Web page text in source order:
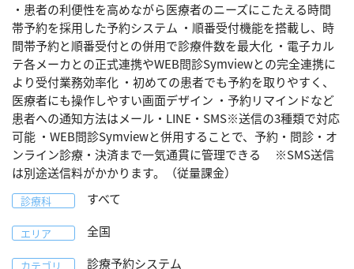
・患者の利便性を高めながら医療者のニーズにこたえる時間
帯予約を採用した予約システム ・順番受付機能を搭載し、時
間帯予約と順番受付との併用で診療件数を最大化 ・電子カル
テ各メーカとの正式連携やWEB問診Symviewとの完全連携に
より受付業務効率化 ・初めての患者でも予約を取りやすく、
医療者にも操作しやすい画面デザイン ・予約リマインドなど
患者への通知方法はメール・LINE・SMS※送信の3種類で対応
可能 ・WEB問診Symviewと併用することで、予約・問診・オ
ンライン診療・決済まで一気通貫に管理できる ※SMS送信
は別途送信料がかかります。（従量課金）
診療科 すべて
エリア 全国
カテゴリ 診療予約システム